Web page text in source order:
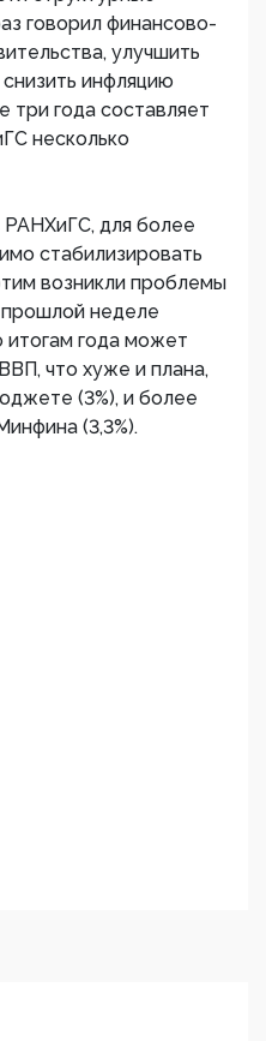
говорил финансово-
улучшить
инфляцию
года составляет
несколько
РАНХиГС, для более
стабилизировать
возникли проблемы
прошлой неделе
года может
что хуже и плана,
(3%), и более
(3,3%).​